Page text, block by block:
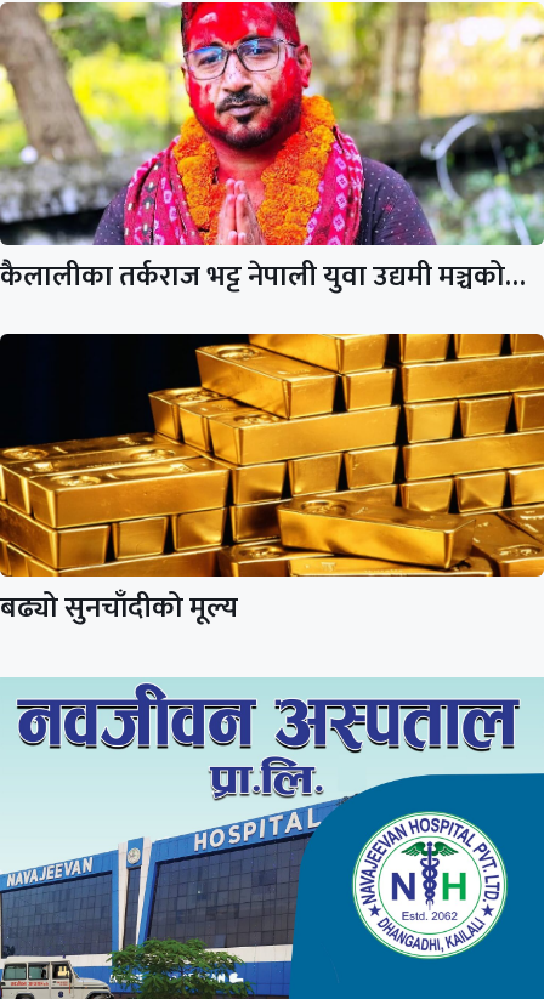
कैलालीका तर्कराज भट्ट नेपाली युवा उद्यमी मञ्चको…
बढ्यो सुनचाँदीको मूल्य